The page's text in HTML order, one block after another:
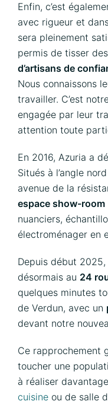
Enfin, c’est
avec rigueur et
sera pleinement
permis de tisser des
d’artisans de
Nous connaissons
travailler. C’est
engagée par leur
attention toute
En 2016, Azuria a
Situés à l’angle
avenue de la
espace show-room
nuanciers,
électroménager en
Depuis début
désormais au 24
quelques minutes
de Verdun, avec un
devant notre
Ce rapprochement
toucher une
à réaliser
cuisine ou de salle